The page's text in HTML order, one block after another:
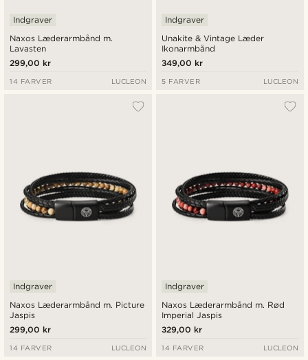
Naxos Læderarmbånd m.
Lavasten
Indgraver
299,00 kr
14 FARVER LUCLEON
Unakite & Vintage Læder
Ikonarmbånd
Indgraver
349,00 kr
5 FARVER LUCLEON
Naxos Læderarmbånd m. Picture
Jaspis
Indgraver
299,00 kr
14 FARVER LUCLEON
Naxos Læderarmbånd m. Rød
Imperial Jaspis
Indgraver
329,00 kr
14 FARVER LUCLEON